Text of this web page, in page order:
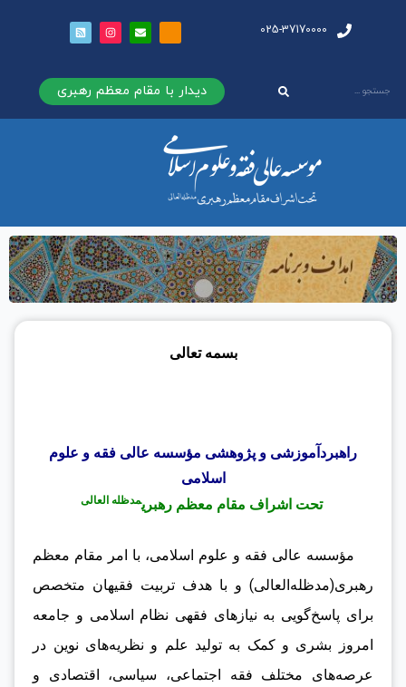
025-37170000
دیدار با مقام معظم رهبری
بسمه تعالی
راهبردآموزشی و پژوهشی مؤسسه عالی فقه و علوم
اسلامی
تحت اشراف مقام معظم رهبریمدظله العالی
مؤسسه عالی فقه و علوم اسلامی، با امر مقام معظم
رهبری(مد‌ظله‌العالی) و با هدف تربیت فقیهان متخصص
برای پاسخ‌گویی به نیازهای فقهی نظام اسلامی و جامعه
امروز بشری و کمک به تولید علم و نظریه‌های نوین در
عرصه‌های مختلف فقه اجتماعی‌، سیاسی‌، اقتصادی و